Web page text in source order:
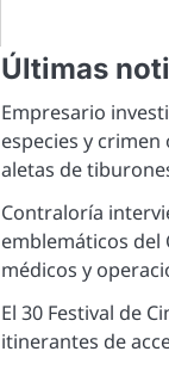
Últimas
Empresario
especies y
aletas de
Contraloría
emblemáticos del
médicos y
El 30 Festival de
itinerantes de